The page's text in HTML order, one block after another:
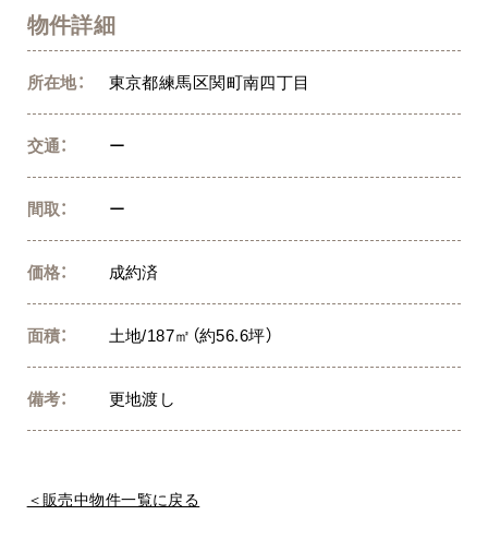
物件詳細
所在地： 東京都練馬区関町南四丁目
交通： ー
間取： ー
価格： 成約済
面積： 土地/187㎡（約56.6坪）
備考： 更地渡し
＜販売中物件一覧に戻る